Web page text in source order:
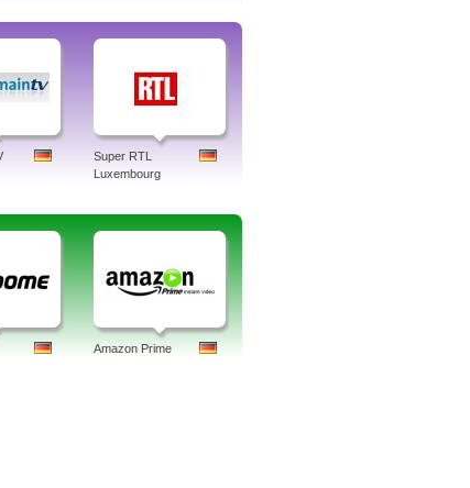
Super RTL
Luxembourg
Amazon Prime